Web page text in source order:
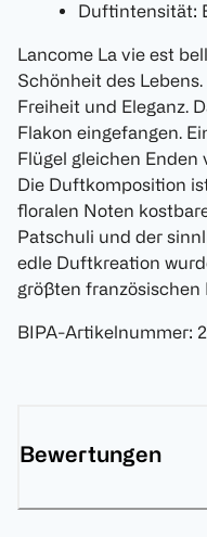
Duftintensität:
Lancome La vie est
Schönheit des
Freiheit und Eleganz.
Flakon eingefangen.
Flügel gleichen
Die Duftkomposition
floralen Noten
Patschuli und der
edle Duftkreation
größten
BIPA-Artikelnummer:
Bewertungen